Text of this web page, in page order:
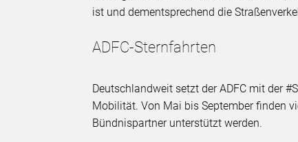
ist und dementsprechend die
ADFC-Sternfahrten
Deutschlandweit setzt der ADFC mit der
Mobilität. Von Mai bis September finden
Bündnispartner unterstützt werden.